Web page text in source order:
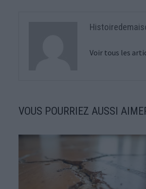
Voir tous les
VOUS POURRIEZ AUSSI